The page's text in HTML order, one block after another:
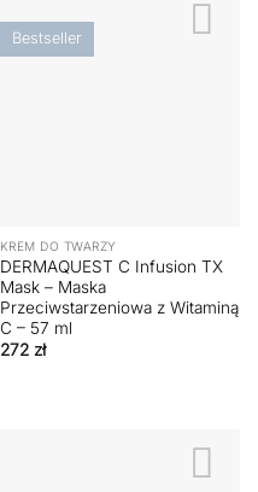
Bestseller
KREM DO TWARZY
DERMAQUEST C Infusion TX
Mask – Maska
Przeciwstarzeniowa z Witaminą
C – 57 ml
272 zł